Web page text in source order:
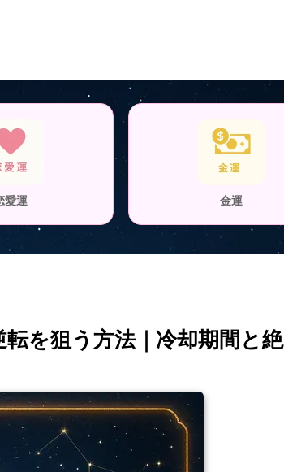
愛運 金運
を狙う方法｜冷却期間と絶